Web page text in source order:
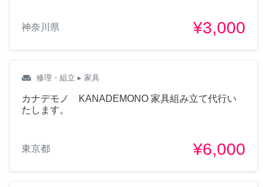
神奈川県 ¥3,000
weekend 修理・組立 ▸ 家具
カナデモノ KANADEMONO 家具組み立て代行い
たします。
東京都 ¥6,000